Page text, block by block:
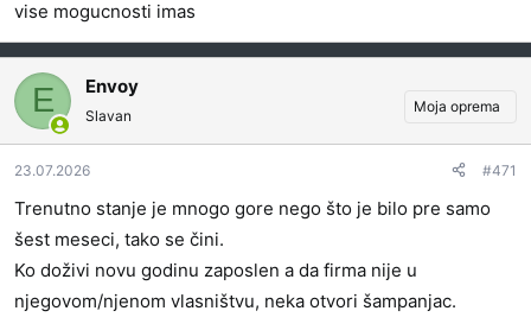
vise mogucnosti imas
E Envoy
Slavan
Moja oprema
23.07.2026 #471
Trenutno stanje je mnogo gore nego što je bilo pre samo
šest meseci, tako se čini.
Ko doživi novu godinu zaposlen a da firma nije u
njegovom/njenom vlasništvu, neka otvori šampanjac.